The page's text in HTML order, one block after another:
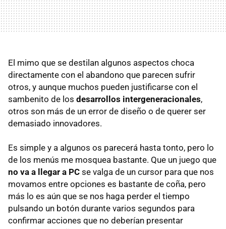
El mimo que se destilan algunos aspectos choca
directamente con el abandono que parecen sufrir
otros, y aunque muchos pueden justificarse con el
sambenito de los desarrollos intergeneracionales,
otros son más de un error de diseño o de querer ser
demasiado innovadores.
Es simple y a algunos os parecerá hasta tonto, pero lo
de los menús me mosquea bastante. Que un juego que
no va a llegar a PC se valga de un cursor para que nos
movamos entre opciones es bastante de coña, pero
más lo es aún que se nos haga perder el tiempo
pulsando un botón durante varios segundos para
confirmar acciones que no deberían presentar